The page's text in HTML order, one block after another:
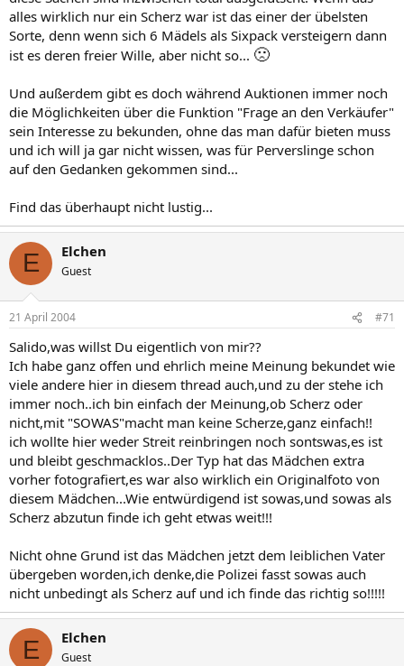
alles wirklich nur ein Scherz war ist das einer der übelsten
Sorte, denn wenn sich 6 Mädels als Sixpack versteigern dann
ist es deren freier Wille, aber nicht so... 🙁
Und außerdem gibt es doch während Auktionen immer noch
die Möglichkeiten über die Funktion "Frage an den Verkäufer"
sein Interesse zu bekunden, ohne das man dafür bieten muss
und ich will ja gar nicht wissen, was für Perverslinge schon
auf den Gedanken gekommen sind...
Find das überhaupt nicht lustig...
E Elchen
Guest
21 April 2004 #71
Salido,was willst Du eigentlich von mir??
Ich habe ganz offen und ehrlich meine Meinung bekundet wie
viele andere hier in diesem thread auch,und zu der stehe ich
immer noch..ich bin einfach der Meinung,ob Scherz oder
nicht,mit "SOWAS"macht man keine Scherze,ganz einfach!!
ich wollte hier weder Streit reinbringen noch sontswas,es ist
und bleibt geschmacklos..Der Typ hat das Mädchen extra
vorher fotografiert,es war also wirklich ein Originalfoto von
diesem Mädchen...Wie entwürdigend ist sowas,und sowas als
Scherz abzutun finde ich geht etwas weit!!!
Nicht ohne Grund ist das Mädchen jetzt dem leiblichen Vater
übergeben worden,ich denke,die Polizei fasst sowas auch
nicht unbedingt als Scherz auf und ich finde das richtig so!!!!!
E Elchen
Guest